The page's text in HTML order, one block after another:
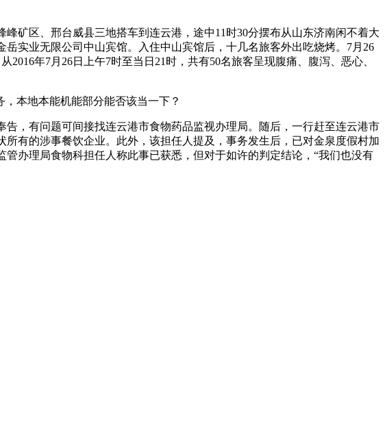
矿区、邢台威县三地搭车到连云港，途中11时30分摆布从山东济南闲不着大
实业无限公司中山宾馆。入住中山宾馆后，十几名旅客外出吃烧烤。7月26
年7月26日上午7时至当日21时，共有50名旅客呈现腹痛、腹泻、恶心、
本地本能机能部分能否该当一下？
，有问题可间接找连云港市食物药品监视办理局。随后，一行赶至连云港市
有的涉事餐饮企业。此外，该担任人提及，事务发生后，已对金泉度假村加
办理局食物科担任人称此事已获悉，但对于如许的判定结论，“我们也没有